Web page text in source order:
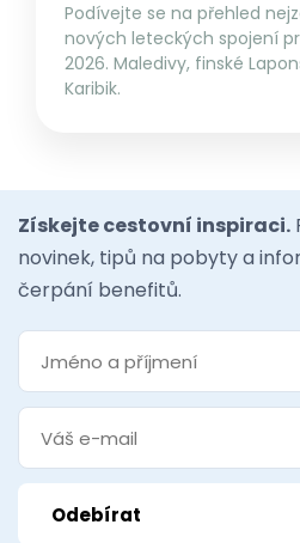
Podívejte se na přehled
nových leteckých spojení
2026. Maledivy, finské
Karibik.
Získejte cestovní inspiraci.
novinek, tipů na pobyty a
čerpání benefitů.